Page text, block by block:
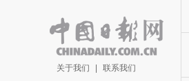
关于我们 联系我们